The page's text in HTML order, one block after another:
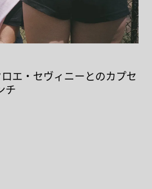
エ・セヴィニーとのカプセ
チ